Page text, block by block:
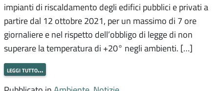
impianti di riscaldamento degli edifici pubblici e privati a
partire dal 12 ottobre 2021, per un massimo di 7 ore
giornaliere e nel rispetto dell’obbligo di legge di non
superare la temperatura di +20° negli ambienti. […]
leggi tutto…